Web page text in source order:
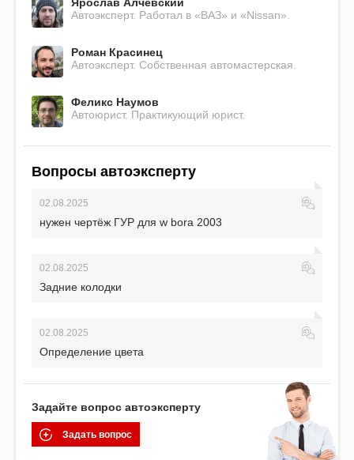
Автоэксперт. Работал в «ВАЗ» и «Nissan».
Роман Красинец
Автоэксперт. Собственная автомастерская.
Феликс Наумов
Автоюрист. Практикующий юрист.
Вопросы автоэксперту
02.08.2025
нужен чертёж ГУР для w bora 2003
02.08.2025
Задние колодки
02.08.2025
Определение цвета
Задайте вопрос автоэксперту
Задать вопрос